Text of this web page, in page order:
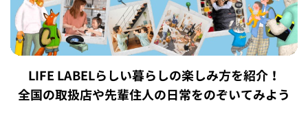
LIFE LABELらしい暮らしの楽しみ方を紹介！
全国の取扱店や先輩住人の日常をのぞいてみよう